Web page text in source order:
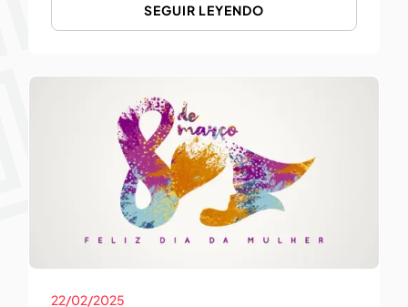
SEGUIR LEYENDO
22/02/2025